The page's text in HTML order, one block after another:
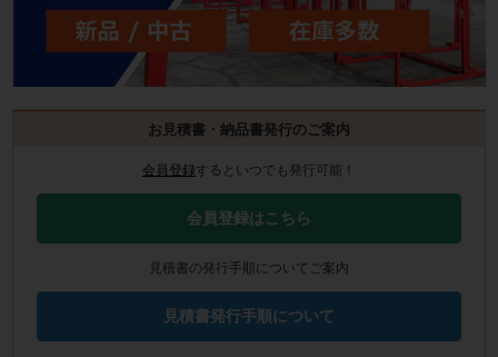
お見積書・納品書発行のご案内
会員登録するといつでも発行可能！
会員登録はこちら
見積書の発行手順についてご案内
見積書発行手順について